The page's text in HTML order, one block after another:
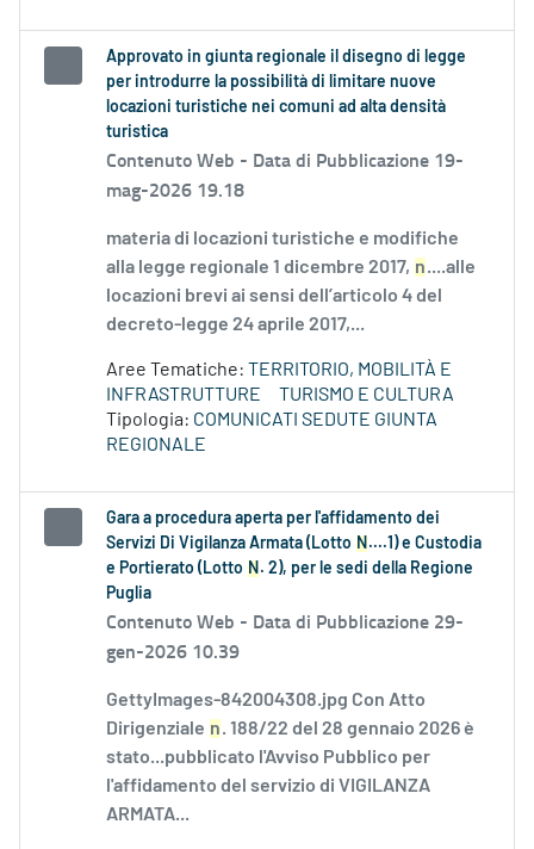
Approvato in giunta regionale il disegno di legge
per introdurre la possibilità di limitare nuove
locazioni turistiche nei comuni ad alta densità
turistica
Contenuto Web - Data di Pubblicazione 19-
mag-2026 19.18
materia di locazioni turistiche e modifiche
alla legge regionale 1 dicembre 2017, n....alle
locazioni brevi ai sensi dell’articolo 4 del
decreto-legge 24 aprile 2017,...
Aree Tematiche: TERRITORIO, MOBILITÀ E
INFRASTRUTTURE
TURISMO E CULTURA
Tipologia: COMUNICATI SEDUTE GIUNTA
REGIONALE
Gara a procedura aperta per l'affidamento dei
Servizi Di Vigilanza Armata (Lotto N ....1) e Custodia
e Portierato (Lotto N . 2), per le sedi della Regione
Puglia
Contenuto Web - Data di Pubblicazione 29-
gen-2026 10.39
GettyImages-842004308.jpg Con Atto
Dirigenziale n. 188/22 del 28 gennaio 2026 è
stato...pubblicato l'Avviso Pubblico per
l'affidamento del servizio di VIGILANZA
ARMATA...